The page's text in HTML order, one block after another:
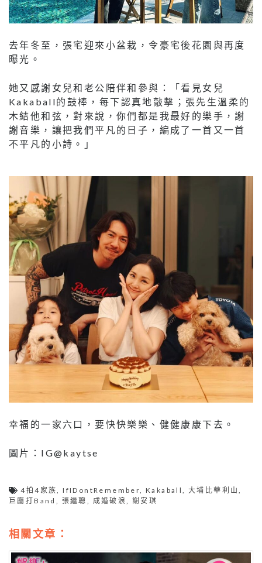
去年冬至，張宅迎來小盆栽，令豪宅後花園與再度
曝光。
她又感謝女兒和老公陪伴和參與：「看見女兒
Kakaball的鼓棒，每下認真地敲擊；張先生溫柔的
木結他和弦，對來說，你們都是我最好的樂手，謝
謝音樂，讓把我們平凡的日子，編成了一首又一首
不平凡的小詩。」
幸福的一家六口，要快快樂樂、健健康康下去。
圖片：IG@kaytse
4拍4家族,IfIDontRemember,Kakaball,大埔比華利山,
巨廳打Band , 張繼聰 , 成婚破浪,謝安琪
相關文章：